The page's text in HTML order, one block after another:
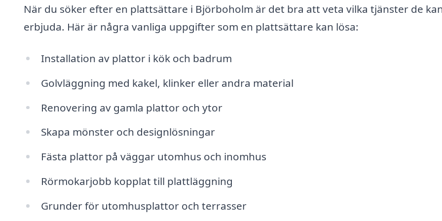
När du söker efter en plattsättare i Björboholm är det bra att veta vilka tjänster de
erbjuda. Här är några vanliga uppgifter som en plattsättare kan lösa:
Installation av plattor i kök och badrum
Golvläggning med kakel, klinker eller andra material
Renovering av gamla plattor och ytor
Skapa mönster och designlösningar
Fästa plattor på väggar utomhus och inomhus
Rörmokarjobb kopplat till plattläggning
Grunder för utomhusplattor och terrasser